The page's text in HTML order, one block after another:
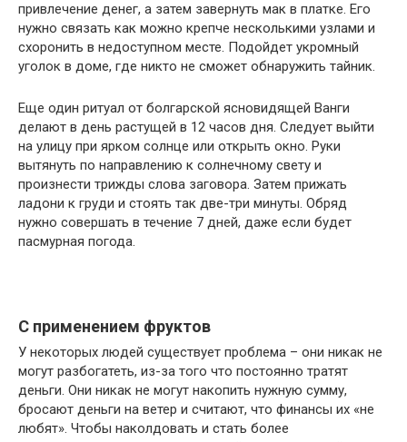
привлечение денег, а затем завернуть мак в платке. Его
нужно связать как можно крепче несколькими узлами и
схоронить в недоступном месте. Подойдет укромный
уголок в доме, где никто не сможет обнаружить тайник.
Еще один ритуал от болгарской ясновидящей Ванги
делают в день растущей в 12 часов дня. Следует выйти
на улицу при ярком солнце или открыть окно. Руки
вытянуть по направлению к солнечному свету и
произнести трижды слова заговора. Затем прижать
ладони к груди и стоять так две-три минуты. Обряд
нужно совершать в течение 7 дней, даже если будет
пасмурная погода.
С применением фруктов
У некоторых людей существует проблема – они никак не
могут разбогатеть, из-за того что постоянно тратят
деньги. Они никак не могут накопить нужную сумму,
бросают деньги на ветер и считают, что финансы их «не
любят». Чтобы наколдовать и стать более